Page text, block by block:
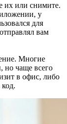
их или снимите.
у
для
вам
Многие
но чаще всего
в офис, либо